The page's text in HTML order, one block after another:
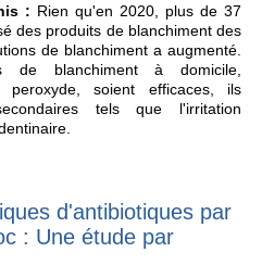
: Rien qu'en 2020, plus de 37
des produits de blanchiment des
de blanchiment a augmenté.
de blanchiment à domicile,
soient efficaces, ils
tels que l'irritation
d'antibiotiques par
: Une étude par